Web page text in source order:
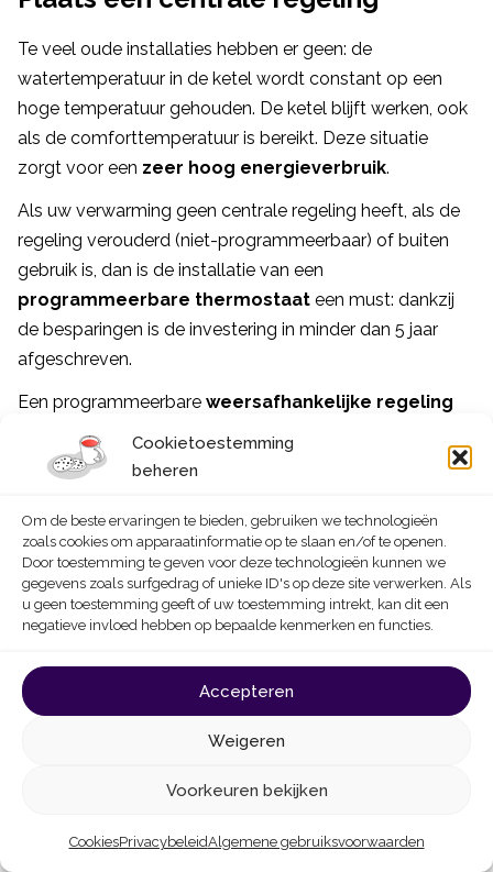
Cookietoestemming
beheren
Om de beste ervaringen te bieden, gebruiken we technologieën
zoals cookies om apparaatinformatie op te slaan en/of te openen.
Door toestemming te geven voor deze technologieën kunnen we
gegevens zoals surfgedrag of unieke ID's op deze site verwerken. Als
u geen toestemming geeft of uw toestemming intrekt, kan dit een
negatieve invloed hebben op bepaalde kenmerken en functies.
Accepteren
Weigeren
Voorkeuren bekijken
CookiesPrivacybeleidAlgemene gebruiksvoorwaarden
Te veel oude installaties hebben er geen: de
watertemperatuur in de ketel wordt constant op een
hoge temperatuur gehouden. De ketel blijft werken, ook
als de comforttemperatuur is bereikt. Deze situatie
zorgt voor een zeer hoog energieverbruik.
Als uw verwarming geen centrale regeling heeft, als de
regeling verouderd (niet-programmeerbaar) of buiten
gebruik is, dan is de installatie van een
programmeerbare thermostaat een must: dankzij
de besparingen is de investering in minder dan 5 jaar
afgeschreven.
Een programmeerbare weersafhankelijke regeling
zorgt voor nog meer besparingen.
Het werk moet worden uitgevoerd met de hulp
van een professioneel die ervoor zorgt dat de
nieuwe regeling compatibel is met het bestaande
systeem. Wanneer een weersafhankelijke regeling
wordt geplaatst, controleert hij meer bepaald of
de ketel op lage temperatuur (risico op corrosie)